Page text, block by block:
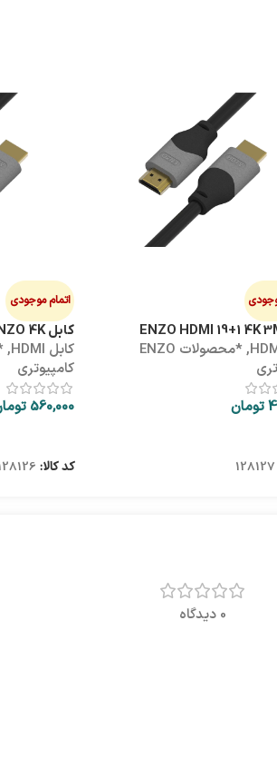
,
*محصولات ENZO
تومان
128127
اتمام موجودی
کابل HDMI 5M ENZO 4K
کابل HDMI ,
کامپیوتری
560,000
کد کالا:
0 دیدگاه